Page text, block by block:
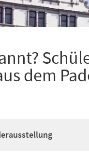
dem